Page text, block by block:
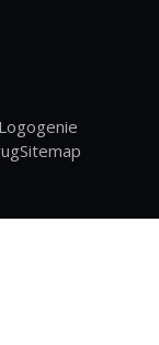
Sitemap